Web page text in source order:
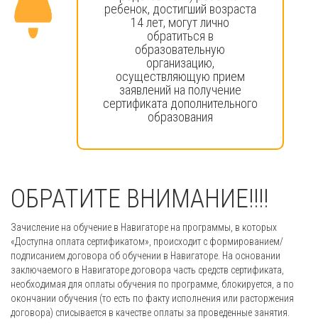
ребенок, достигший возраста
14 лет, могут лично
обратиться в
образовательную
организацию,
осуществляющую прием
заявлений на получение
сертификата дополнительного
образования
ОБРАТИТЕ ВНИМАНИЕ!!!!
Зачисление на обучение в Навигаторе на программы, в которых
«Доступна оплата сертификатом», происходит с формированием/
подписанием договора об обучении в Навигаторе. На основании
заключаемого в Навигаторе договора часть средств сертификата,
необходимая для оплаты обучения по программе, блокируется, а по
окончании обучения (то есть по факту исполнения или расторжения
договора) списывается в качестве оплаты за проведенные занятия.